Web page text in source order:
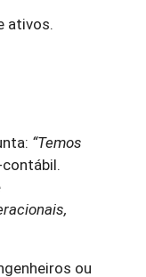
ativos.
“Temos
ou